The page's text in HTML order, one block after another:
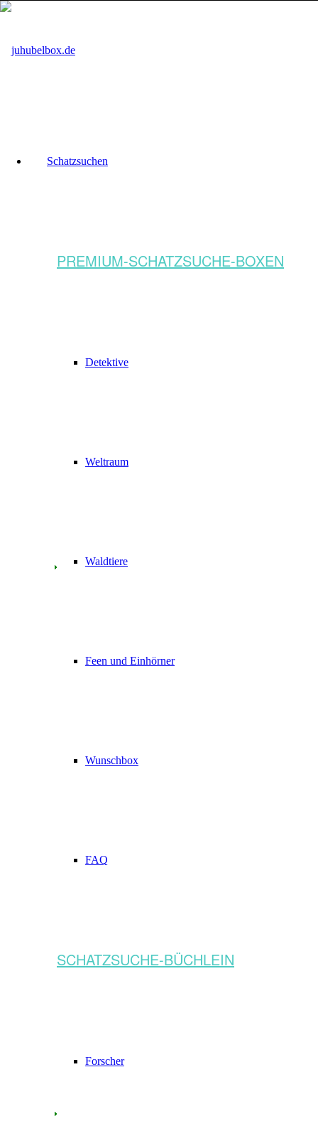
Schatzsuchen
PREMIUM-SCHATZSUCHE-BOXEN
Detektive
Weltraum
Waldtiere
Feen und Einhörner
Wunschbox
FAQ
SCHATZSUCHE-BÜCHLEIN
Forscher